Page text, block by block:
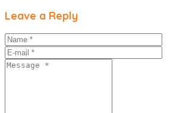
Leave a Reply